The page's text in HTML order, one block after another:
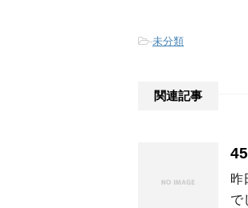
-未分類
関連記事
昨
で